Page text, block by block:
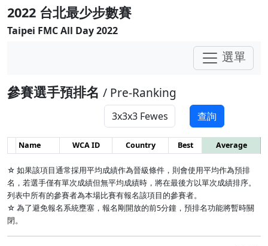
2022 台北最少步數賽
Taipei FMC All Day 2022
選單
參賽選手預排名 / Pre-Ranking
查詢
Name WCA ID Country Best Average
☆ 如果該項目通常採用平均成績作為晉級條件，則會使用平均作為預排
名，若選手僅有單次成績但無平均成績時，將在最後方以單次成績排序。
列表中所有的參賽者為本場比賽有報名該項目的參賽者。
☆ 為了避免報名系統壅塞，報名剛開放的前5分鐘，預排名功能將暫時關
閉。